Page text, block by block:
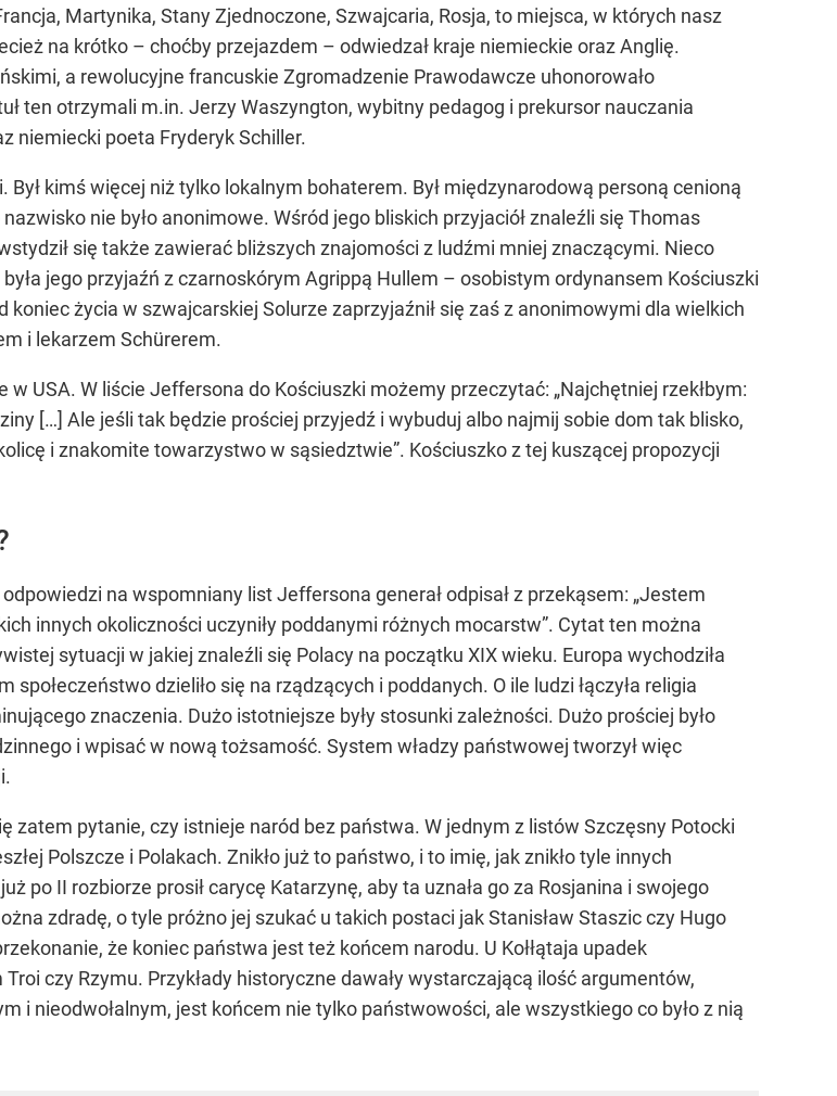
Martynika, Stany Zjednoczone, Szwajcaria, Rosja, to miejsca, w których nasz
na krótko – choćby przejazdem – odwiedzał kraje niemieckie oraz Anglię.
a rewolucyjne francuskie Zgromadzenie Prawodawcze uhonorowało
ten otrzymali m.in. Jerzy Waszyngton, wybitny pedagog i prekursor nauczania
niemiecki poeta Fryderyk Schiller.
Był kimś więcej niż tylko lokalnym bohaterem. Był międzynarodową personą cenioną
nie było anonimowe. Wśród jego bliskich przyjaciół znaleźli się Thomas
się także zawierać bliższych znajomości z ludźmi mniej znaczącymi. Nieco
jego przyjaźń z czarnoskórym Agrippą Hullem – osobistym ordynansem Kościuszki
koniec życia w szwajcarskiej Solurze zaprzyjaźnił się zaś z anonimowymi dla wielkich
i lekarzem Schürerem.
w USA. W liście Jeffersona do Kościuszki możemy przeczytać: „Najchętniej rzekłbym:
[…] Ale jeśli tak będzie prościej przyjedź i wybuduj albo najmij sobie dom tak blisko,
i znakomite towarzystwo w sąsiedztwie”. Kościuszko z tej kuszącej propozycji
na wspomniany list Jeffersona generał odpisał z przekąsem: „Jestem
innych okoliczności uczyniły poddanymi różnych mocarstw”. Cytat ten można
sytuacji w jakiej znaleźli się Polacy na początku XIX wieku. Europa wychodziła
dzieliło się na rządzących i poddanych. O ile ludzi łączyła religia
znaczenia. Dużo istotniejsze były stosunki zależności. Dużo prościej było
i wpisać w nową tożsamość. System władzy państwowej tworzył więc
zatem pytanie, czy istnieje naród bez państwa. W jednym z listów Szczęsny Potocki
Polszcze i Polakach. Znikło już to państwo, i to imię, jak znikło tyle innych
po II rozbiorze prosił carycę Katarzynę, aby ta uznała go za Rosjanina i swojego
zdradę, o tyle próżno jej szukać u takich postaci jak Stanisław Staszic czy Hugo
że koniec państwa jest też końcem narodu. U Kołłątaja upadek
czy Rzymu. Przykłady historyczne dawały wystarczającą ilość argumentów,
i nieodwołalnym, jest końcem nie tylko państwowości, ale wszystkiego co było z nią